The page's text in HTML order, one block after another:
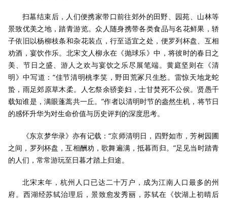
扫墓结束后，人们便携家带口前往郊外的田野、园苑、山林等
景致优美之地，踏青游览。众人随身携带各类食品与名花鲜果，轿
子依旧以杨柳枝条和杂花装点，行至适宜之处，便罗列杯盘、互相
劝酒，宴饮作乐。北宋文人柳永在《抛球乐》中，将彼时的春日之
美、节日之盛、游人之欢与宴饮之乐尽展笔端。黄庭坚则在《清
明》中写道：“佳节清明桃李笑，野田荒冢只生愁。雷惊天地龙蛇
蛰，雨足郊原草木柔。人乞祭余骄妾妇，士甘焚死不公侯。贤愚千
载知谁是，满眼蓬蒿共一丘。”作者以清明时节的盎然生机，将节日
的感怀升华为对生命价值与历史评判的深度思考。
《东京梦华录》亦有记载：“京师清明日，四野如市，芳树园圃
之间，罗列杯盘，互相酬劝，歌舞遍满，抵暮而归。”足见当时踏青
的人们，常常游玩至日暮才踏上归途。
北宋末年，杭州人口已达二十万户，成为江南人口最多的州
府。西湖经苏轼治理后，景致愈发秀丽，苏轼在《饮湖上初晴后